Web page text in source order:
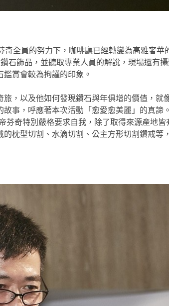
全員的努力下，咖啡廳已經轉變為高雅奢華
石飾品，並聽取專業人員的解說，現場還有
賞會較為拘謹的印象。
，以及他如何發現鑽石與年俱增的價值，就
事，呼應著本次活動「愈愛愈美麗」的真諦
芬奇特別嚴格要求自我，除了取得來源產地皆
枕型切割、水滴切割、公主方形切割鑽戒等